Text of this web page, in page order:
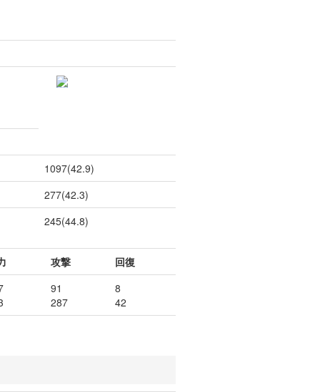
1097(42.9)
277(42.3)
245(44.8)
攻撃
回復
91
287
8
42